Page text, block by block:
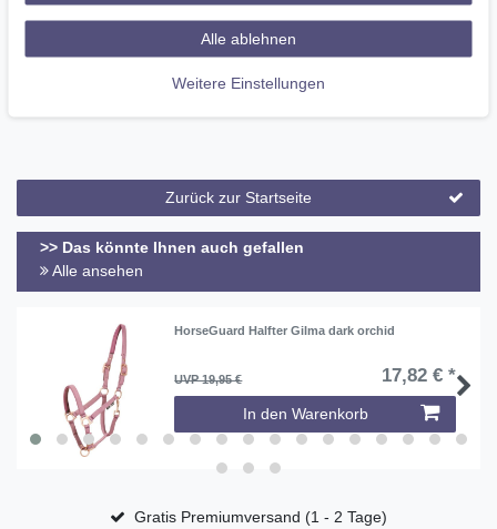
Beidseitiger Elastikeinsatz
Frontzip - Stiefelette
Einstiegsschlaufe
Zurück zur Startseite
>> Das könnte Ihnen auch gefallen
Alle ansehen
HorseGuard Halfter Gilma dark orchid
UVP 19,95 € 17,82 € *
In den Warenkorb
Gratis Premiumversand (1 - 2 Tage)
Alle ablehnen
Weitere Einstellungen